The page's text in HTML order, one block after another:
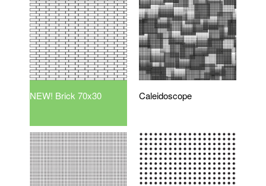
NEW! Brick 70x30 Caleidoscope